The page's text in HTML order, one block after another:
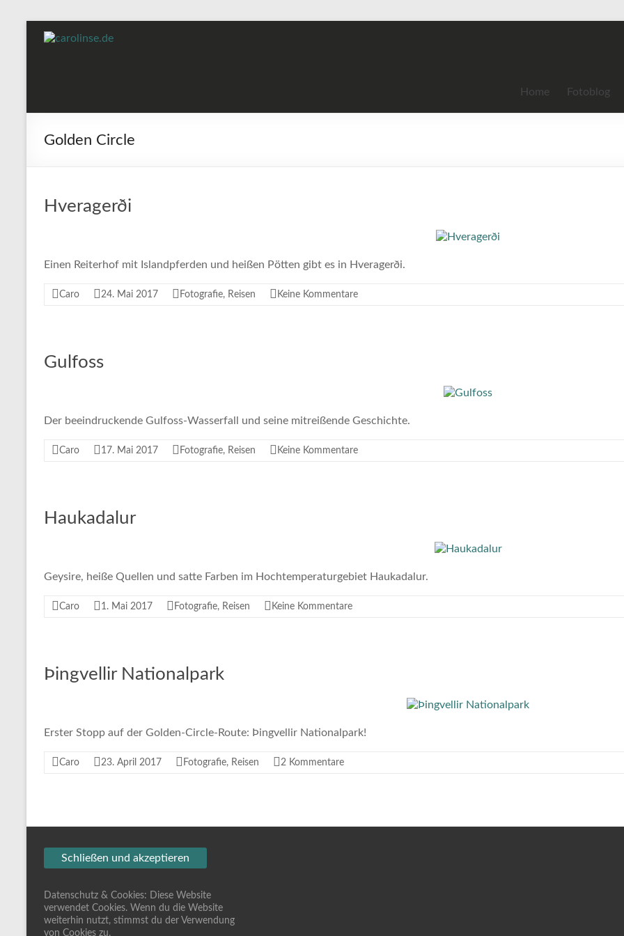
Inhaltcarolinse.de
Fotoblog
Home Fotoblog
Golden Circle
Hveragerði
Einen Reiterhof mit Islandpferden und heißen Pötten gibt es in Hveragerði.
Caro 24. Mai 2017 Fotografie, Reisen Keine Kommentare
Gulfoss
Der beeindruckende Gulfoss-Wasserfall und seine mitreißende Geschichte.
Caro 17. Mai 2017 Fotografie, Reisen Keine Kommentare
Haukadalur
Geysire, heiße Quellen und satte Farben im Hochtemperaturgebiet Haukadalur.
Caro 1. Mai 2017 Fotografie, Reisen Keine Kommentare
Þingvellir Nationalpark
Erster Stopp auf der Golden-Circle-Route: Þingvellir Nationalpark!
Caro 23. April 2017 Fotografie, Reisen 2 Kommentare
Datenschutz & Cookies: Diese Website
verwendet Cookies. Wenn du die Website
weiterhin nutzt, stimmst du der Verwendung
von Cookies zu.